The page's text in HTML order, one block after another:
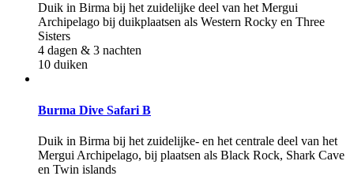
Duik in Birma bij het zuidelijke deel van het Mergui
Archipelago bij duikplaatsen als Western Rocky en Three
Sisters
4 dagen & 3 nachten
10 duiken
Burma Dive Safari B
Duik in Birma bij het zuidelijke- en het centrale deel van het
Mergui Archipelago, bij plaatsen als Black Rock, Shark Cave
en Twin islands